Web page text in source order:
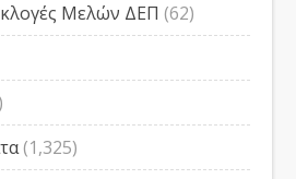
Μελών ΔΕΠ (62)
(1,325)